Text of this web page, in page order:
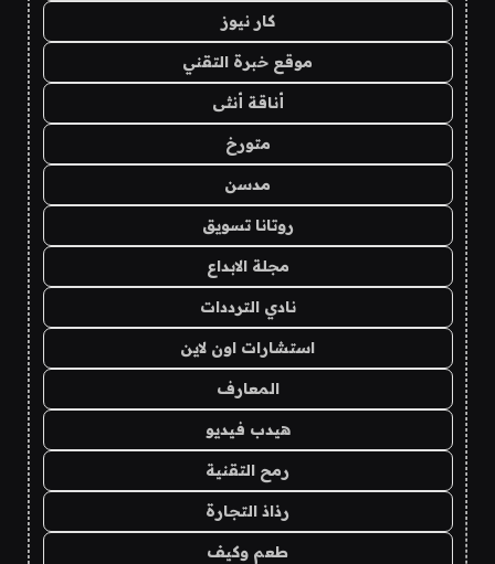
كار نيوز
موقع خبرة التقني
أناقة أنثى
متورخ
مدسن
روتانا تسويق
مجلة الابداع
نادي الترددات
استشارات اون لاين
المعارف
هيدب فيديو
رمح التقنية
رذاذ التجارة
طعم وكيف